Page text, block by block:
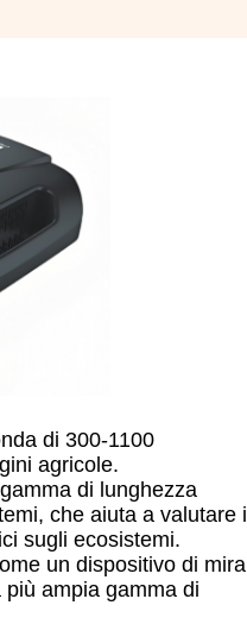
di 300-1100
agricole.
di lunghezza
che aiuta a valutare i
sugli ecosistemi.
un dispositivo di mira
ampia gamma di